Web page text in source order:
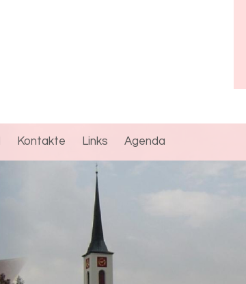
Kontakte Links Agenda